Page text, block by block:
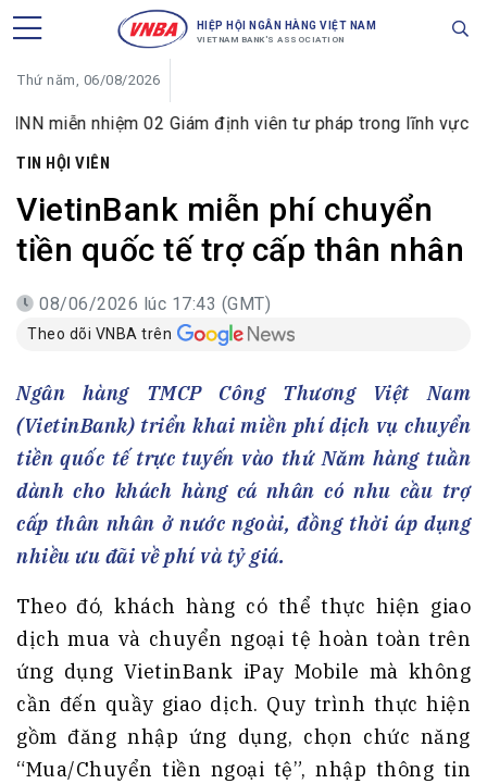
HIỆP HỘI NGÂN HÀNG VIỆT NAM
VIETNAM BANK'S ASSOCIATION
Thứ năm, 06/08/2026
nhiệm 02 Giám định viên tư pháp trong lĩnh vực tiền tệ và
TIN HỘI VIÊN
VietinBank miễn phí chuyển
tiền quốc tế trợ cấp thân nhân
08/06/2026 lúc 17:43 (GMT)
Theo dõi VNBA trên
Ngân hàng TMCP Công Thương Việt Nam
(VietinBank) triển khai miền phí dịch vụ chuyển
tiền quốc tế trực tuyến vào thứ Năm hàng tuần
dành cho khách hàng cá nhân có nhu cầu trợ
cấp thân nhân ở nước ngoài, đồng thời áp dụng
nhiều ưu đãi về phí và tỷ giá.
Theo đó, khách hàng có thể thực hiện giao
dịch mua và chuyển ngoại tệ hoàn toàn trên
ứng dụng VietinBank iPay Mobile mà không
cần đến quầy giao dịch. Quy trình thực hiện
gồm đăng nhập ứng dụng, chọn chức năng
“Mua/Chuyển tiền ngoại tệ”, nhập thông tin